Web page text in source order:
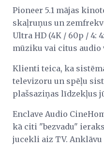
Pioneer 5.1 mājas
skaļruņus un
Ultra HD (4K / 60p / 4:
mūziku vai citus
Klienti teica, ka
televizoru un spēļu
plašsaziņas līdzekļus
Enclave Audio
kā citi "bezvadu"
jucekli aiz TV.